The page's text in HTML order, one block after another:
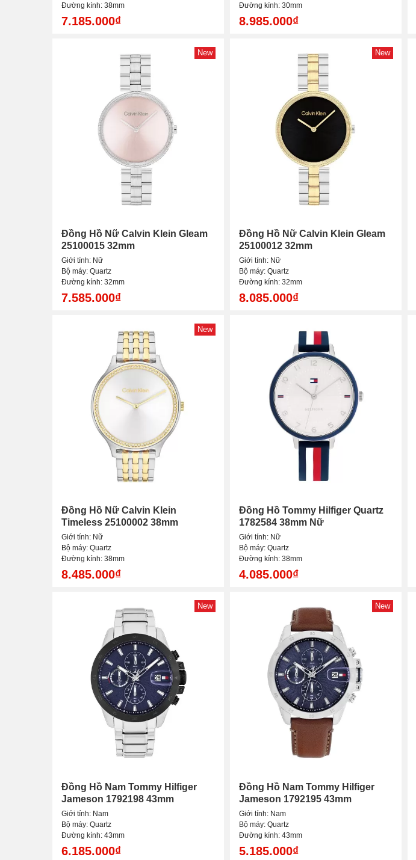
Đường kính: 38mm
7.185.000₫
Đường kính: 30mm
8.985.000₫
New
Đồng Hồ Nữ Calvin Klein Gleam
25100015 32mm
Giới tính: Nữ
Bộ máy: Quartz
Đường kính: 32mm
7.585.000₫
New
Đồng Hồ Nữ Calvin Klein Gleam
25100012 32mm
Giới tính: Nữ
Bộ máy: Quartz
Đường kính: 32mm
8.085.000₫
New
Đồng Hồ Nữ Calvin Klein
Timeless 25100002 38mm
Giới tính: Nữ
Bộ máy: Quartz
Đường kính: 38mm
8.485.000₫
Đồng Hồ Tommy Hilfiger Quartz
1782584 38mm Nữ
Giới tính: Nữ
Bộ máy: Quartz
Đường kính: 38mm
4.085.000₫
New
Đồng Hồ Nam Tommy Hilfiger
Jameson 1792198 43mm
Giới tính: Nam
Bộ máy: Quartz
Đường kính: 43mm
6.185.000₫
New
Đồng Hồ Nam Tommy Hilfiger
Jameson 1792195 43mm
Giới tính: Nam
Bộ máy: Quartz
Đường kính: 43mm
5.185.000₫